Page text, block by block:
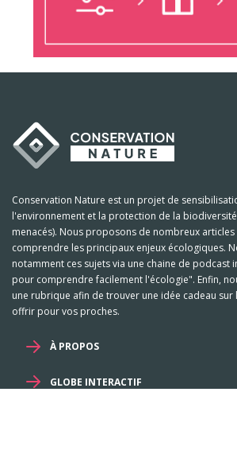
Conservation Nature est un projet de
l'environnement et la protection de la
menacés). Nous proposons de nombreux
comprendre les principaux enjeux écologiques.
notamment ces sujets via une chaine de podcast
pour comprendre facilement l'écologie". Enfin,
une rubrique afin de trouver une idée cadeau sur
offrir pour vos proches.
À PROPOS
GLOBE INTERACTIF